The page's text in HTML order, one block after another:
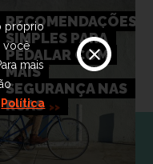
RECOMENDAÇÕES
SIMPLES PARA
PEDALAR COM
MAIS
SEGURANÇA NAS
RUAS
próprio
você
mais
Política